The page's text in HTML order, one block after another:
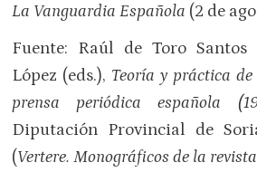
La Vanguardia Española (2 de
Fuente: Raúl de Toro Santos
López (eds.), Teoría y práctica
prensa periódica española
Diputación Provincial de
(Vertere. Monográficos de la